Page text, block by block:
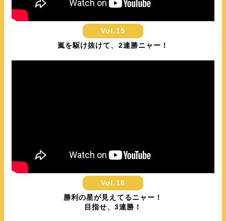
Vol.15
嵐を駆け抜けて、2連勝ニャー！
Vol.16
勝利の星が見えてるニャー！
目指せ、3連勝！